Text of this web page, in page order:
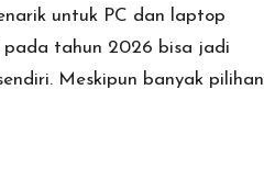
untuk PC dan laptop
tahun 2026 bisa jadi
Meskipun banyak pilihan